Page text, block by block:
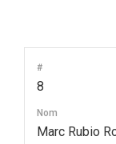
#
8
Nom
Marc Rubio